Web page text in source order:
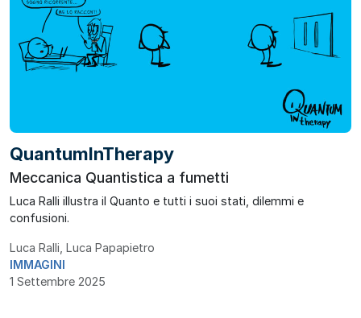
QuantumInTherapy
Meccanica Quantistica a fumetti
Luca Ralli illustra il Quanto e tutti i suoi stati, dilemmi e
confusioni.
Luca Ralli, Luca Papapietro
IMMAGINI
1 Settembre 2025